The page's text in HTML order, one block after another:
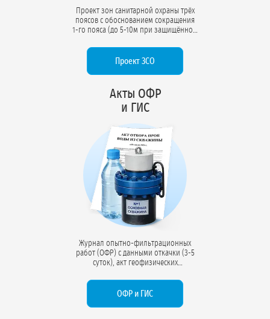
Проект зон санитарной охраны трёх
поясов с обоснованием сокращения
1-го пояса (до 5-10м при защищённом
эпидемиологических заключения
ЗСО и использование водного
Проект ЗСО
Акты ОФР
и ГИС
Журнал опытно-фильтрационных
работ (ОФР) с данными откачки (3-5
суток), акт геофизических
электрокаротажем, гамма-каротажем,
расходометрией. Документы
подтверждают производительность
ОФР и ГИС